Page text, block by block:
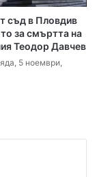
съд в Пловдив
за смъртта на
Теодор Давчев
5 ноември,